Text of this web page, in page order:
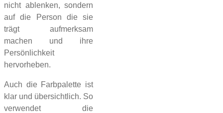
nicht ablenken, sondern
auf die Person die sie
trägt aufmerksam
machen und ihre
Persönlichkeit
hervorheben.
Auch die Farbpalette ist
klar und übersichtlich. So
verwendet die